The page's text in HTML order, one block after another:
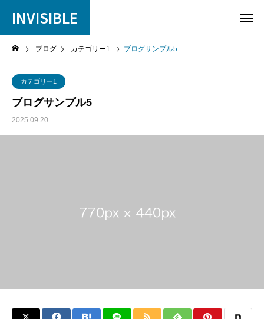
INVISIBLE
ブログ カテゴリー1 ブログサンプル5
カテゴリー1
ブログサンプル5
2025.09.20